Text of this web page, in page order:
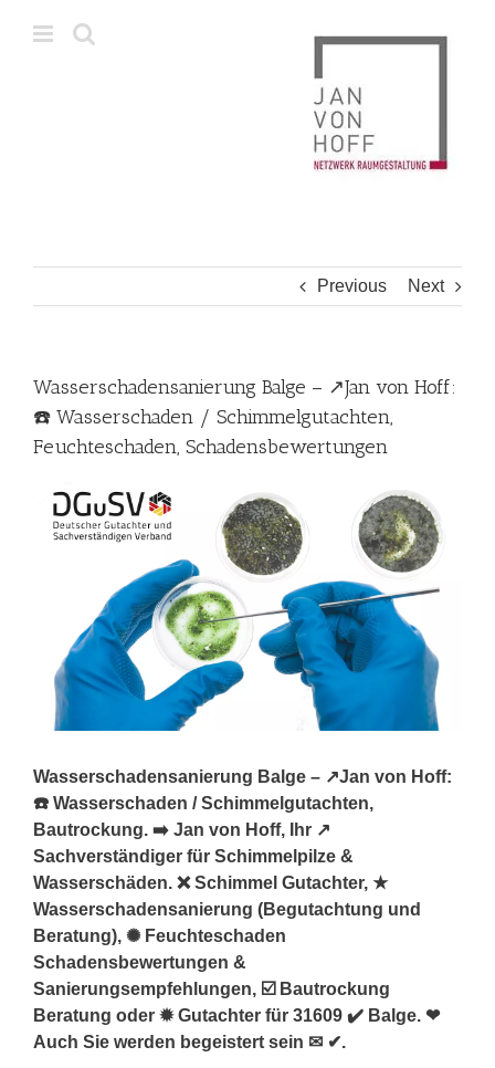
Previous Next
Wasserschadensanierung Balge – ↗️Jan von Hoff:
☎️ Wasserschaden / Schimmelgutachten,
Feuchteschaden, Schadensbewertungen
Wasserschadensanierung Balge – ↗️Jan von Hoff:
☎️ Wasserschaden / Schimmelgutachten,
Bautrockung. ➡️ Jan von Hoff, Ihr ↗️
Sachverständiger für Schimmelpilze &
Wasserschäden. ❌ Schimmel Gutachter, ★
Wasserschadensanierung (Begutachtung und
Beratung), ✺ Feuchteschaden
Schadensbewertungen &
Sanierungsempfehlungen, ☑️ Bautrockung
Beratung oder ✹ Gutachter für 31609 ✔️ Balge. ❤
Auch Sie werden begeistert sein ✉ ✔.